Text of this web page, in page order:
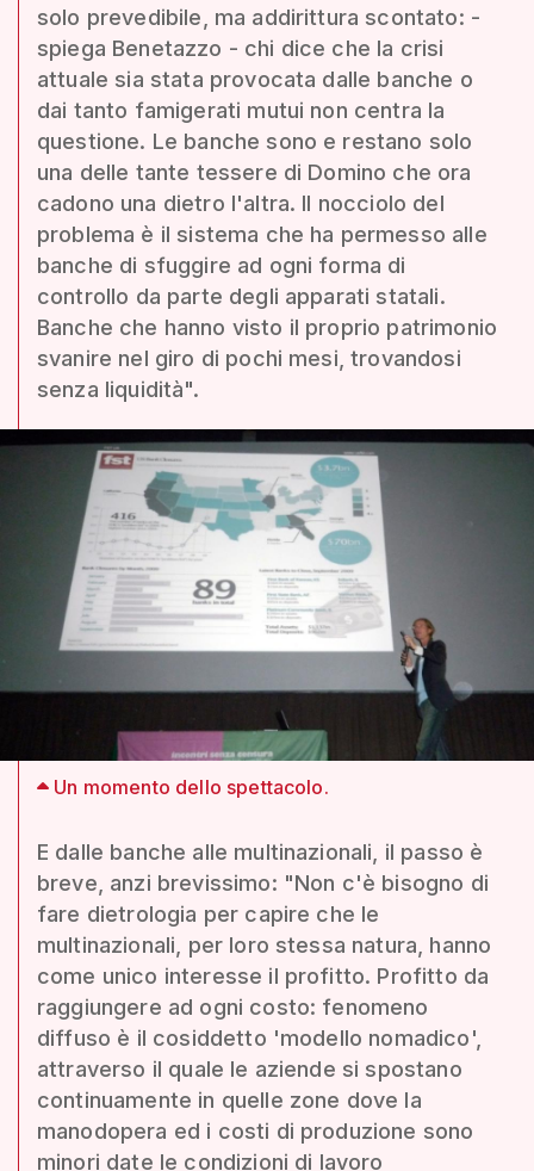
solo prevedibile, ma addirittura scontato: -
spiega Benetazzo - chi dice che la crisi
attuale sia stata provocata dalle banche o
dai tanto famigerati mutui non centra la
questione. Le banche sono e restano solo
una delle tante tessere di Domino che ora
cadono una dietro l'altra. Il nocciolo del
problema è il sistema che ha permesso alle
banche di sfuggire ad ogni forma di
controllo da parte degli apparati statali.
Banche che hanno visto il proprio patrimonio
svanire nel giro di pochi mesi, trovandosi
senza liquidità".
Un momento dello spettacolo.
E dalle banche alle multinazionali, il passo è
breve, anzi brevissimo: "Non c'è bisogno di
fare dietrologia per capire che le
multinazionali, per loro stessa natura, hanno
come unico interesse il profitto. Profitto da
raggiungere ad ogni costo: fenomeno
diffuso è il cosiddetto 'modello nomadico',
attraverso il quale le aziende si spostano
continuamente in quelle zone dove la
manodopera ed i costi di produzione sono
minori date le condizioni di lavoro